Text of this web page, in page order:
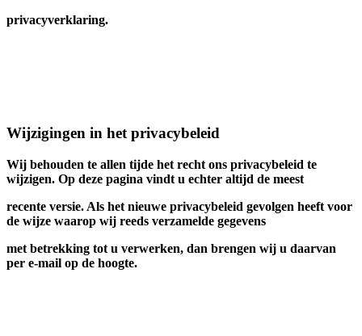
privacyverklaring.
Wijzigingen in het privacybeleid
Wij behouden te allen tijde het recht ons privacybeleid te
wijzigen. Op deze pagina vindt u echter altijd de meest
recente versie. Als het nieuwe privacybeleid gevolgen heeft voor
de wijze waarop wij reeds verzamelde gegevens
met betrekking tot u verwerken, dan brengen wij u daarvan
per e-mail op de hoogte.